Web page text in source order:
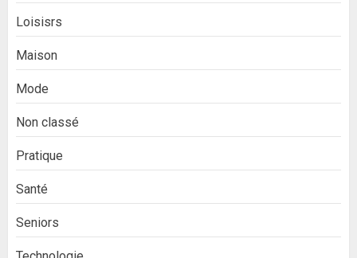
Loisisrs
Maison
Mode
Non classé
Pratique
Santé
Seniors